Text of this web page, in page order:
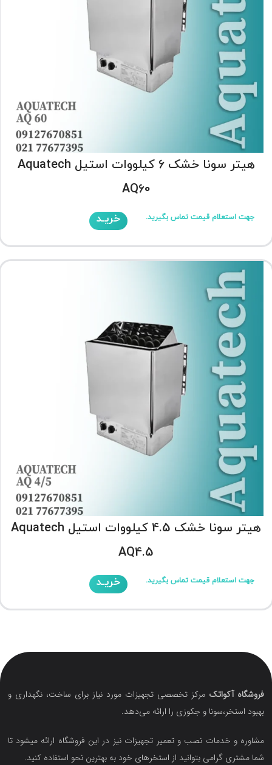
هیتر سونا خشک 6 کیلووات استیل Aquatech
AQ60
جهت استعلام قیمت تماس بگیرید. خریـد
هیتر سونا خشک 4.5 کیلووات استیل Aquatech
AQ4.5
جهت استعلام قیمت تماس بگیرید. خریـد
فروشگاه آکواتک مرکز تخصصی تجهیزات مورد نیاز برای ساخت، نگهداری و
بهبود استخر،سونا و جکوزی را ارائه می‌دهد.
مشاوره و خدمات نصب و تعمیر تجهیزات نیز در این فروشگاه ارائه میشود تا
شما مشتری گرامی بتوانید از استخرهای خود به بهترین نحو استفاده کنید.